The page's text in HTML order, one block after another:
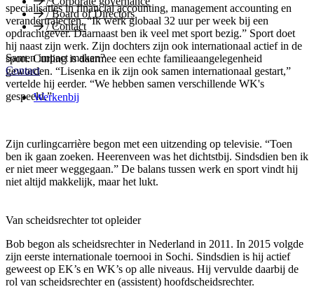
/Board of Directors
/Contact
Samen impact maken?
Contact
Werkenbij
specialisaties in financial accounting, management accounting en
verandertrajecten. “Ik werk globaal 32 uur per week bij een
opdrachtgever. Daarnaast ben ik veel met sport bezig.” Sport doet
hij naast zijn werk. Zijn dochters zijn ook internationaal actief in de
sport. Curling is daarmee een echte familieaangelegenheid
geworden. “Lisenka en ik zijn ook samen internationaal gestart,”
vertelde hij eerder. “We hebben samen verschillende WK's
gespeeld.”
Zijn curlingcarrière begon met een uitzending op televisie. “Toen
ben ik gaan zoeken. Heerenveen was het dichtstbij. Sindsdien ben ik
er niet meer weggegaan.” De balans tussen werk en sport vindt hij
niet altijd makkelijk, maar het lukt.
Van scheidsrechter tot opleider
Bob begon als scheidsrechter in Nederland in 2011. In 2015 volgde
zijn eerste internationale toernooi in Sochi. Sindsdien is hij actief
geweest op EK’s en WK’s op alle niveaus. Hij vervulde daarbij de
rol van scheidsrechter en (assistent) hoofdscheidsrechter.